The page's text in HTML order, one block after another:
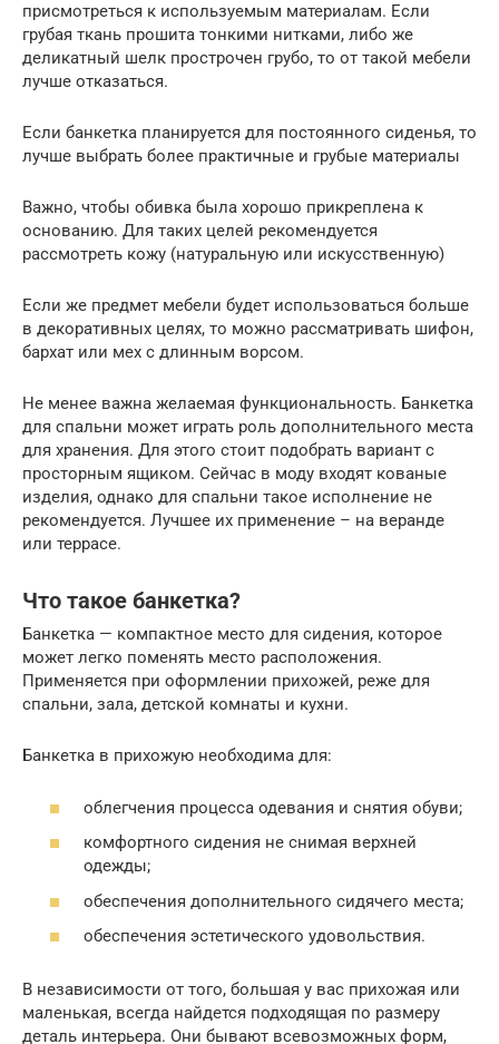
присмотреться к используемым материалам. Если
грубая ткань прошита тонкими нитками, либо же
деликатный шелк прострочен грубо, то от такой мебели
лучше отказаться.
Если банкетка планируется для постоянного сиденья, то
лучше выбрать более практичные и грубые материалы
Важно, чтобы обивка была хорошо прикреплена к
основанию. Для таких целей рекомендуется
рассмотреть кожу (натуральную или искусственную)
Если же предмет мебели будет использоваться больше
в декоративных целях, то можно рассматривать шифон,
бархат или мех с длинным ворсом.
Не менее важна желаемая функциональность. Банкетка
для спальни может играть роль дополнительного места
для хранения. Для этого стоит подобрать вариант с
просторным ящиком. Сейчас в моду входят кованые
изделия, однако для спальни такое исполнение не
рекомендуется. Лучшее их применение – на веранде
или террасе.
Что такое банкетка?
Банкетка — компактное место для сидения, которое
может легко поменять место расположения.
Применяется при оформлении прихожей, реже для
спальни, зала, детской комнаты и кухни.
Банкетка в прихожую необходима для:
облегчения процесса одевания и снятия обуви;
комфортного сидения не снимая верхней
одежды;
обеспечения дополнительного сидячего места;
обеспечения эстетического удовольствия.
В независимости от того, большая у вас прихожая или
маленькая, всегда найдется подходящая по размеру
деталь интерьера. Они бывают всевозможных форм,